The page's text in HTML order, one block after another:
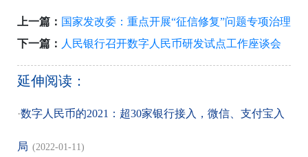
上一篇： 国家发改委：重点开展“征信修复”问题专项治理
下一篇： 人民银行召开数字人民币研发试点工作座谈会
延伸阅读：
·数字人民币的2021：超30家银行接入，微信、支付宝入
局 (2022-01-11)